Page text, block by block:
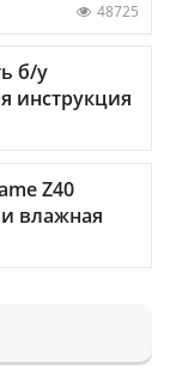
48725
б/у
инструкция
Z40
и влажная